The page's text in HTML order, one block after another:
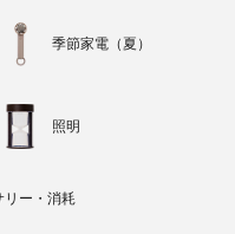
季節家電（夏）
照明
リー・消耗